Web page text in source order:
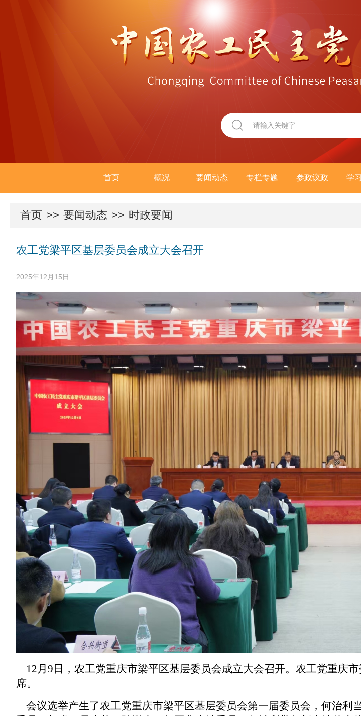
首页 概况 要闻动态 专栏专题 参政议政 学
首页 >> 要闻动态 >> 时政要闻
农工党梁平区基层委员会成立大会召开
2025年12月15日
12月9日，农工党重庆市梁平区基层委员会成立大会召开。农工党重庆
席。
会议选举产生了农工党重庆市梁平区基层委员会第一届委员会，何治利